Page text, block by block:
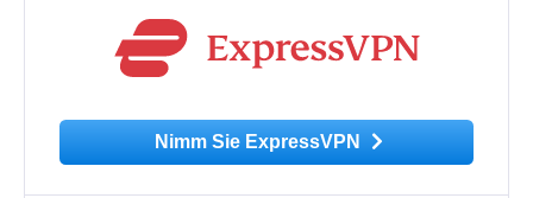
Nimm Sie ExpressVPN